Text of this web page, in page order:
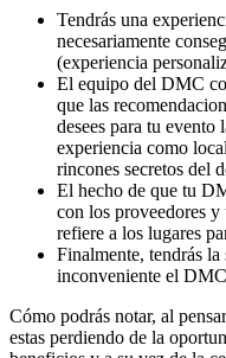
Tendrás una
necesariamente
(experiencia
El equipo del DMC
que las
desees para tu evento
experiencia como
rincones secretos del
El hecho de que tu
con los proveedores
refiere a los lugares
Finalmente, tendrás
inconveniente el
Cómo podrás notar, al
estas perdiendo de la